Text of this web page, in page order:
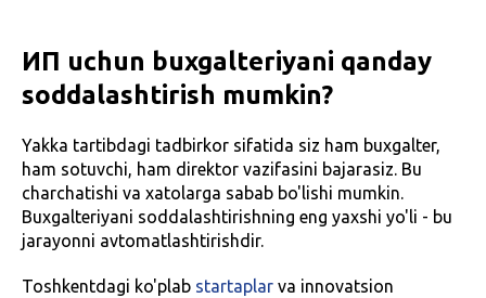
ИП uchun buxgalteriyani qanday
soddalashtirish mumkin?
Yakka tartibdagi tadbirkor sifatida siz ham buxgalter,
ham sotuvchi, ham direktor vazifasini bajarasiz. Bu
charchatishi va xatolarga sabab bo'lishi mumkin.
Buxgalteriyani soddalashtirishning eng yaxshi yo'li - bu
jarayonni avtomatlashtirishdir.
Toshkentdagi ko'plab startaplar va innovatsion